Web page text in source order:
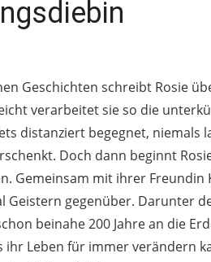
Geschichten schreibt Rosie
verarbeitet sie so die
distanziert begegnet, niemals
Doch dann beginnt
Gemeinsam mit ihrer
Geistern gegenüber. Darunter
beinahe 200 Jahre an die
ihr Leben für immer verändern